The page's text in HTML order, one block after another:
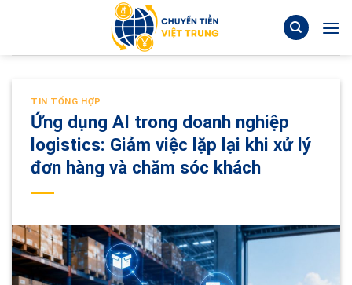
TIN TỔNG HỢP
Ứng dụng AI trong doanh nghiệp
logistics: Giảm việc lặp lại khi xử lý
đơn hàng và chăm sóc khách